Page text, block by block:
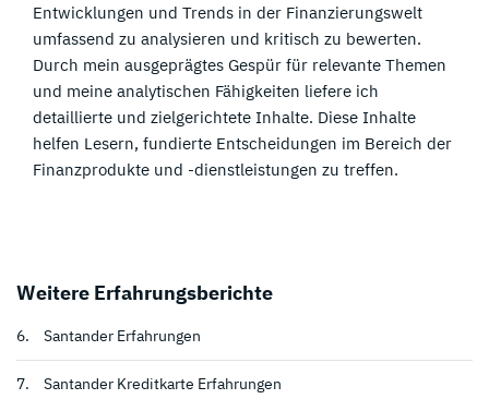
Entwicklungen und Trends in der Finanzierungswelt
umfassend zu analysieren und kritisch zu bewerten.
Durch mein ausgeprägtes Gespür für relevante Themen
und meine analytischen Fähigkeiten liefere ich
detaillierte und zielgerichtete Inhalte. Diese Inhalte
helfen Lesern, fundierte Entscheidungen im Bereich der
Finanzprodukte und -dienstleistungen zu treffen.
Weitere Erfahrungsberichte
6. Santander Erfahrungen
7. Santander Kreditkarte Erfahrungen